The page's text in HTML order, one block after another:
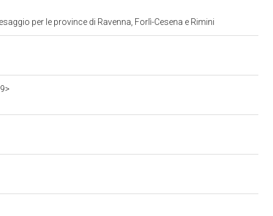
per le province di Ravenna, Forlì-Cesena e Rimini